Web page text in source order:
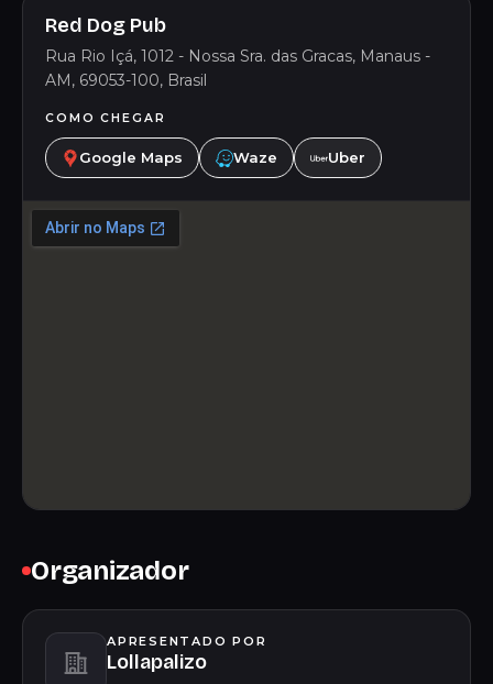
Red Dog Pub
Rua Rio Içá, 1012 - Nossa Sra. das Gracas, Manaus -
AM, 69053-100, Brasil
COMO CHEGAR
Google Maps Waze Uber
Organizador
APRESENTADO POR
Lollapalizo